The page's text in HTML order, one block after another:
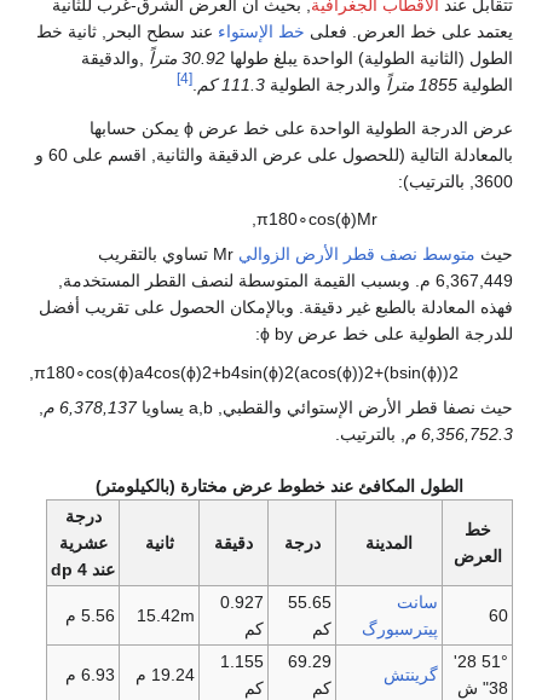
تتقابل عند الأقطاب الجغرافية , بحيث أن العرض الشرق-غرب للثانية
يعتمد على خط العرض. فعلى خط الإستواء عند سطح البحر, ثانية خط
الطول (الثانية الطولية) الواحدة يبلغ طولها 30.92 متراً
,والدقيقة
الطولية 1855 متراً والدرجة الطولية 111.3 كم [4]
عرض الدرجة الطولية الواحدة على خط عرض ϕ يمكن حسابها
بالمعادلة التالية (للحصول على عرض الدقيقة والثانية, اقسم على 60 و
3600, بالترتيب):
π180∘cos(ϕ)Mr
,
حيث متوسط نصف قطر الأرض الزوالي Mr
تساوي بالتقريب
6,367,449 م. وبسبب القيمة المتوسطة لنصف القطر المستخدمة,
فهذه المعادلة بالطبع غير دقيقة. وبالإمكان الحصول على تقريب أفضل
للدرجة الطولية على خط عرض
ϕ by:
π180∘cos(ϕ)a4cos(ϕ)2+b4sin(ϕ)2(acos(ϕ))2+(bsin(ϕ))2
,
حيث نصفا قطر الأرض الإستوائي والقطبي,
a,b يساويا6,378,137 م
,
6,356,752.3 م
, بالترتيب.
الطول المكافئ عند خطوط عرض مختارة (بالكيلومتر)
خط
العرض
المدينة درجة دقيقة ثانية
درجة
عشرية
عند 4 dp
60
سانت
پيترسبورگ
55.65
كم
0.927
كم
15.42m 5.56 م
51° 28'
38" ش
گرينتش
69.29
كم
1.155
كم
19.24 م 6.93 م